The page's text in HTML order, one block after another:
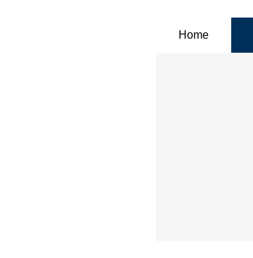
Home